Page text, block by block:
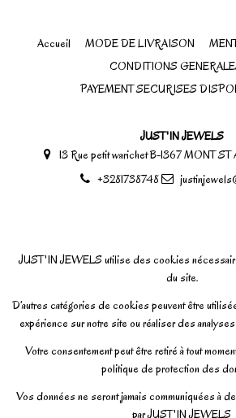
Accueil MODE DE LIVRAISON
CONDITIONS
PAYEMENT SECURISES
JUST'IN JEWELS
13 Rue petit warichet B-1367 MONT
+3281738748
JUST'IN JEWELS utilise des cookies
du site.
D’autres catégories de cookies peuvent être
expérience sur notre site ou réaliser des
Votre consentement peut être retiré à tout
politique de protection des
Vos données ne seront jamais communiquées à
par JUST'IN JEWELS